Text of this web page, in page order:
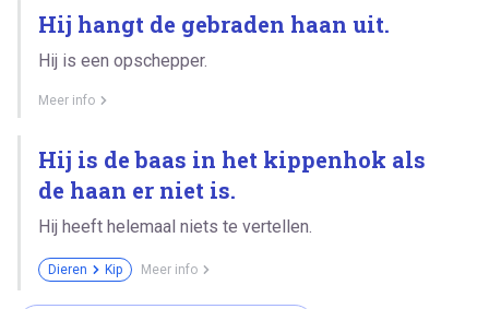
Hij hangt de gebraden haan uit.
Hij is een opschepper.
Meer info
Hij is de baas in het kippenhok als
de haan er niet is.
Hij heeft helemaal niets te vertellen.
Dieren Kip Meer info